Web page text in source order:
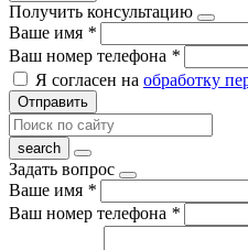
Получить консультацию
Ваше имя *
Ваш номер телефона *
Я согласен на обработку
Отправить
Задать вопрос
Ваше имя *
Ваш номер телефона *